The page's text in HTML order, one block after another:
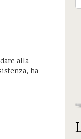
alla
ha